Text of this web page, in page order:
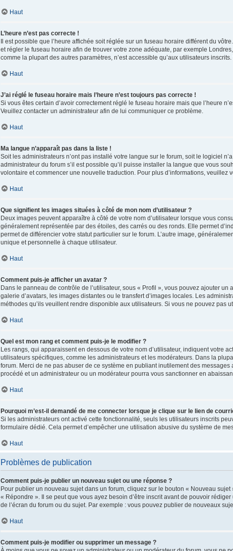
Haut
L’heure n’est pas correcte !
Il est possible que l’heure affichée soit réglée sur un fuseau horaire différent du
et régler le fuseau horaire afin de trouver votre zone adéquate, par exemple
comme la plupart des autres paramètres, n’est accessible qu’aux utilisateurs
Haut
J’ai réglé le fuseau horaire mais l’heure n’est toujours pas correcte !
Si vous êtes certain d’avoir correctement réglé le fuseau horaire mais que l’heure
Veuillez contacter un administrateur afin de lui communiquer ce problème.
Haut
Ma langue n’apparaît pas dans la liste !
Soit les administrateurs n’ont pas installé votre langue sur le forum, soit le logiciel
administrateur du forum s’il est possible qu’il puisse installer la langue que vous
volontaire et commencer une nouvelle traduction. Pour plus d’informations, veuillez
Haut
Que signifient les images situées à côté de mon nom d’utilisateur ?
Deux images peuvent apparaître à côté de votre nom d’utilisateur lorsque vous
généralement représentée par des étoiles, des carrés ou des ronds. Elle permet
permet de différencier votre statut particulier sur le forum. L’autre image,
unique et personnelle à chaque utilisateur.
Haut
Comment puis-je afficher un avatar ?
Dans le panneau de contrôle de l’utilisateur, sous « Profil », vous pouvez ajouter
galerie d’avatars, les images distantes ou le transfert d’images locales. Les
méthodes qu’ils veuillent rendre disponible aux utilisateurs. Si vous ne pouvez pas
Haut
Quel est mon rang et comment puis-je le modifier ?
Les rangs, qui apparaissent en dessous de votre nom d’utilisateur, indiquent votre
utilisateurs spécifiques, comme les administrateurs et les modérateurs. Dans la
forum. Merci de ne pas abuser de ce système en publiant inutilement des
procédé et un administrateur ou un modérateur pourra vous sanctionner en
Haut
Pourquoi m’est-il demandé de me connecter lorsque je clique sur le lien de
Si les administrateurs ont activé cette fonctionnalité, seuls les utilisateurs inscrits
formulaire dédié. Cela permet d’empêcher une utilisation abusive du système de
Haut
Problèmes de publication
Comment puis-je publier un nouveau sujet ou une réponse ?
Pour publier un nouveau sujet dans un forum, cliquez sur le bouton « Nouveau
« Répondre ». Il se peut que vous ayez besoin d’être inscrit avant de pouvoir
de l’écran du forum ou du sujet. Par exemple : vous pouvez publier de nouveaux
Haut
Comment puis-je modifier ou supprimer un message ?